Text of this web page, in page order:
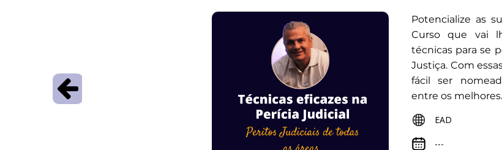
Potencialize as
Curso que vai
técnicas para se
Justiça. Com
fácil ser
entre os melhores.
EAD
---